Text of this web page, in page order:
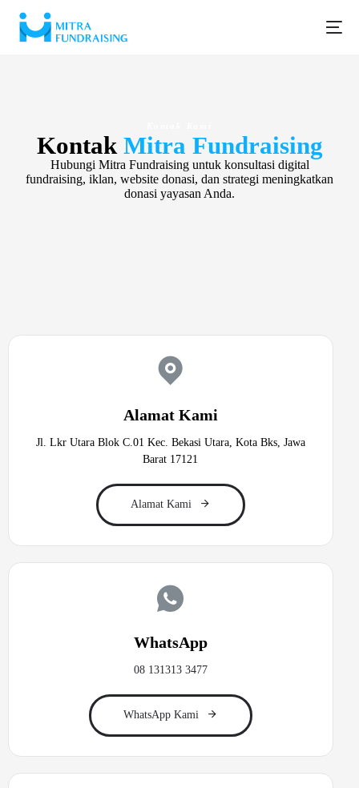
Kontak Mitra Fundraising
Hubungi Mitra Fundraising untuk konsultasi digital
fundraising, iklan, website donasi, dan strategi meningkatkan
donasi yayasan Anda.
Alamat Kami
Jl. Lkr Utara Blok C.01 Kec. Bekasi Utara, Kota Bks, Jawa
Barat 17121
Alamat Kami
WhatsApp
08 131313 3477
WhatsApp Kami